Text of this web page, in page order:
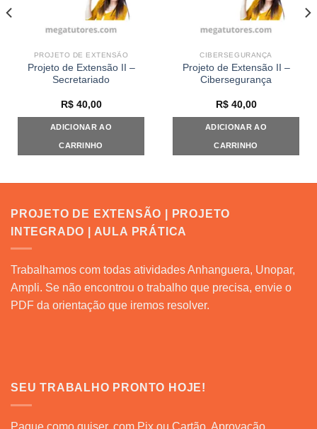
PROJETO DE EXTENSÃO
Projeto de Extensão II –
Secretariado
R$40,00
ADICIONAR AO
CARRINHO
CIBERSEGURANÇA
Projeto de Extensão II –
Cibersegurança
R$40,00
ADICIONAR AO
CARRINHO
PROJETO DE EXTENSÃO | PROJETO
INTEGRADO | AULA PRÁTICA
Trabalhamos com todas atividades Anhanguera, Unopar,
Ampli. Se não encontrou o trabalho que precisa, envie o
PDF da orientação que iremos resolver.
SEU TRABALHO PRONTO HOJE!
Pague como quiser, com Pix ou Cartão. Aprovação